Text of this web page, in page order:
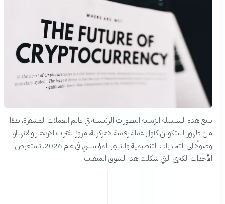
تتبع هذه السلسلة الزمنية التطورات الرئيسية في عالم العملات المشفرة، بدءًا
من ظهور البيتكوين كأول عملة رقمية لامركزية، مرورًا بفترات الازدهار والانهيار،
وصولًا إلى التحديات التنظيمية والتبني المؤسسي في عام 2026. تستعرض
الأحداث الكبرى التي شكلت هذا السوق المتقلب.